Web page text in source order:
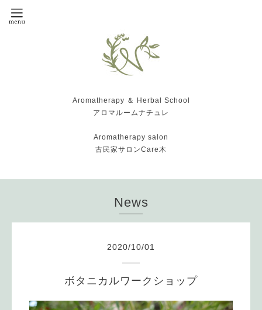
Aromatherapy ＆ Herbal School
アロマルームナチュレ
Aromatherapy salon
古民家サロンCare木
News
2020/10/01
ボタニカルワークショップ